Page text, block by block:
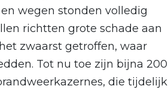
wegen stonden volledig
richtten grote schade aan
zwaarst getroffen, waar
Tot nu toe zijn bijna 200
die tijdelijk